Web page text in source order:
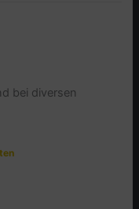
bei diversen